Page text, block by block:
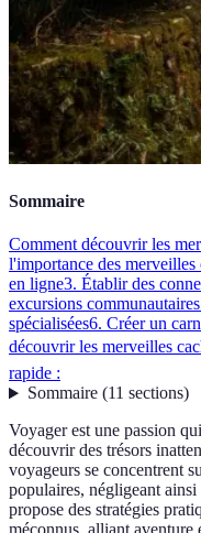
Sommaire
Comment découvrir les
l'importance des merveilles
en ligne3. Établir des
excursions communautaires
spécialisées6. Créer un
découvrir les merveilles
rapide :
Sommaire(11 sections)
Voyager est une passion
découvrir des trésors
voyageurs se concentrent
populaires, négligeant
propose des stratégies